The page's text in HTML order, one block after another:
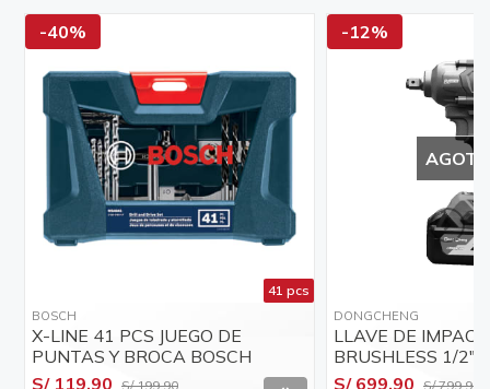
-40%
41 pcs
BOSCH
X-LINE 41 PCS JUEGO DE
PUNTAS Y BROCA BOSCH
S/ 119.90 S/ 199.90
-12%
DONGCHENG
LLAVE DE
BRUSHLESS 1/2"
MALETA
S/ 699.90 S/ 799.90